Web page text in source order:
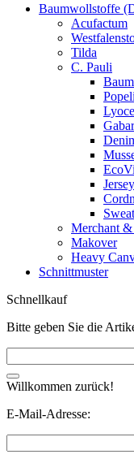
Baumwollstoffe
Acufactum
Tilda
C. Pauli
Jersey
Merchant
Makover
Heavy
Schnittmuster
Schnellkauf
Bitte geben Sie die
Willkommen zurück!
E-Mail-Adresse: